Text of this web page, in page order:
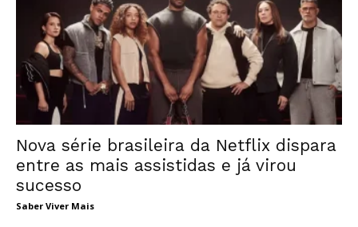
Nova série brasileira da Netflix dispara
entre as mais assistidas e já virou
sucesso
Saber Viver Mais